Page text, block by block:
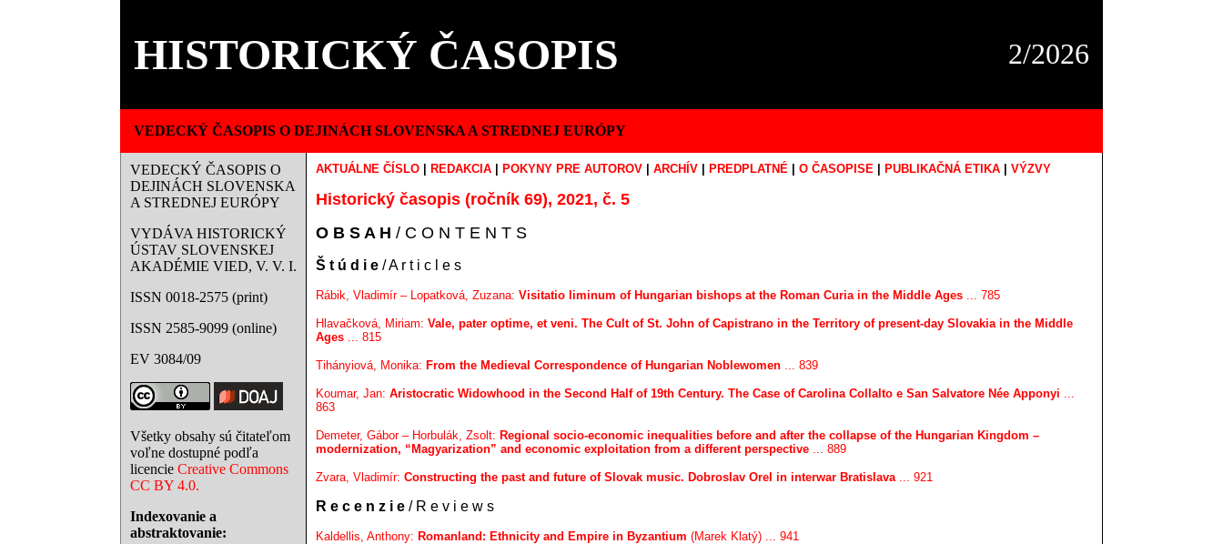
HISTORICKÝ ČASOPIS 2/2026
VEDECKÝ ČASOPIS O DEJINÁCH SLOVENSKA A STREDNEJ EURÓPY
VEDECKÝ ČASOPIS O
DEJINÁCH SLOVENSKA
A STREDNEJ EURÓPY
VYDÁVA HISTORICKÝ
ÚSTAV SLOVENSKEJ
AKADÉMIE VIED, V. V. I.
ISSN 0018-2575 (print)
ISSN 2585-9099 (online)
EV 3084/09
Všetky obsahy sú čitateľom
voľne dostupné podľa
licencie Creative Commons
CC BY 4.0.
Indexovanie a
abstraktovanie:
AKTUÁLNE ČÍSLO REDAKCIA POKYNY PRE AUTOROV ARCHÍV PREDPLATNÉ O ČASOPISE PUBLIKAČNÁ ETIKA VÝZVY
Historický časopis (ročník 69), 2021, č. 5
O B S A H / C O N T E N T S
Š t ú d i e / A r t i c l e s
Rábik, Vladimír – Lopatková, Zuzana: Visitatio liminum of Hungarian bishops at the Roman Curia in the Middle Ages ... 785
Hlavačková, Miriam: Vale, pater optime, et veni. The Cult of St. John of Capistrano in the Territory of present-day Slovakia in the Middle
Ages ... 815
Tihányiová, Monika: From the Medieval Correspondence of Hungarian Noblewomen ... 839
Koumar, Jan: Aristocratic Widowhood in the Second Half of 19th Century. The Case of Carolina Collalto e San Salvatore Née Apponyi ...
863
Demeter, Gábor – Horbulák, Zsolt: Regional socio-economic inequalities before and after the collapse of the Hungarian Kingdom –
modernization, “Magyarization” and economic exploitation from a different perspective ... 889
Zvara, Vladimír: Constructing the past and future of Slovak music. Dobroslav Orel in interwar Bratislava... 921
R e c e n z i e / R e v i e w s
Kaldellis, Anthony: Romanland: Ethnicity and Empire in Byzantium (Marek Klatý) ... 941